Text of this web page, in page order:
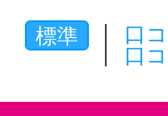
標準
口
口